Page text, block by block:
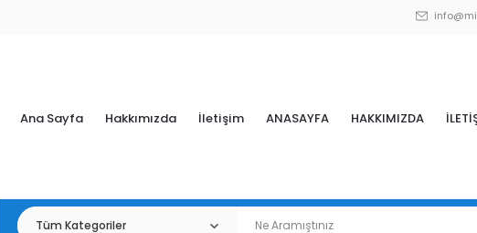
Ana Sayfa Hakkımızda İletişim ANASAYFA HAKKIMIZDA